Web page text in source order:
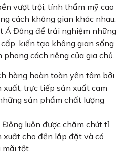
vượt trội, tính thẩm mỹ cao
cách không gian khác nhau.
Á Đông để trải nghiệm những
kiến tạo không gian sống
cách riêng của gia chủ.
hàng hoàn toàn yên tâm bởi
trực tiếp sản xuất cam
sản phẩm chất lượng
luôn được chăm chút tỉ
xuất cho đến lắp đặt và có
tốt.